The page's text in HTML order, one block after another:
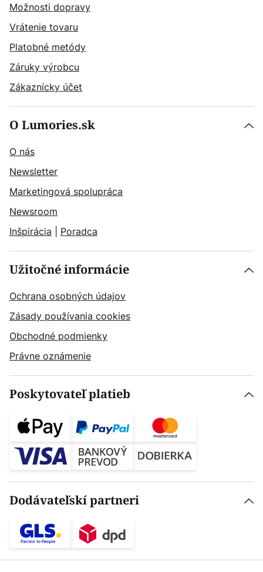
Možnosti dopravy
Vrátenie tovaru
Platobné metódy
Záruky výrobcu
Zákaznícky účet
O Lumories.sk
O nás
Newsletter
Marketingová spolupráca
Newsroom
Inšpirácia
Poradca
Užitočné informácie
Ochrana osobných údajov
Zásady používania cookies
Obchodné podmienky
Právne oznámenie
Poskytovateľ platieb
Dodávateľskí partneri